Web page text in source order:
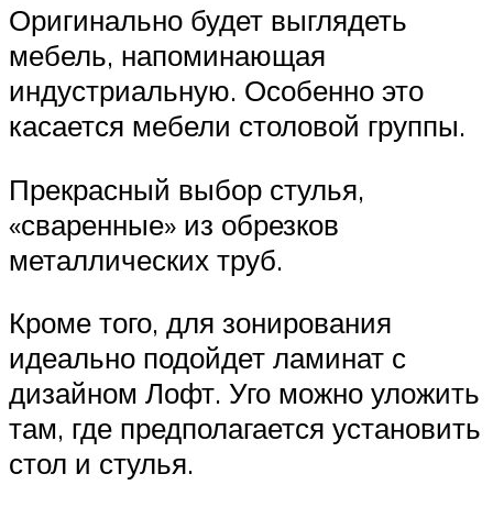
Оригинально будет выглядеть
мебель, напоминающая
индустриальную. Особенно это
касается мебели столовой группы.
Прекрасный выбор стулья,
«сваренные» из обрезков
металлических труб.
Кроме того, для зонирования
идеально подойдет ламинат с
дизайном Лофт. Уго можно уложить
там, где предполагается установить
стол и стулья.